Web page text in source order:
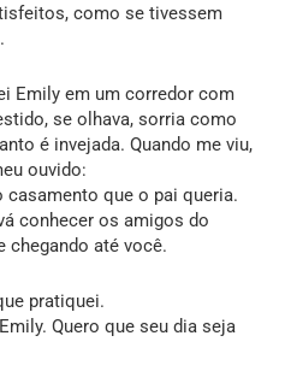
como se tivessem
Emily em um corredor com
se olhava, sorria como
é invejada. Quando me viu,
ouvido:
que o pai queria.
conhecer os amigos do
chegando até você.
pratiquei.
Quero que seu dia seja